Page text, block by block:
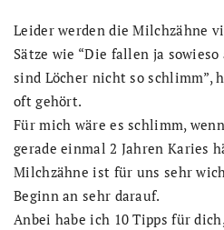
Leider werden die Milchzähne
Sätze wie “Die fallen ja sowieso
sind Löcher nicht so schlimm”,
oft gehört.
Für mich wäre es schlimm,
gerade einmal 2 Jahren Karies
Milchzähne ist für uns sehr
Beginn an sehr darauf.
Anbei habe ich 10 Tipps für